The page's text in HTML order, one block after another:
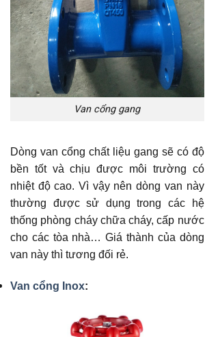
Van cổng gang
Dòng van cổng chất liệu gang sẽ có độ
bền tốt và chịu được môi trường có
nhiệt độ cao. Vì vậy nên dòng van này
thường được sử dụng trong các hệ
thống phòng cháy chữa cháy, cấp nước
cho các tòa nhà… Giá thành của dòng
van này thì tương đối rẻ.
Van cổng Inox: